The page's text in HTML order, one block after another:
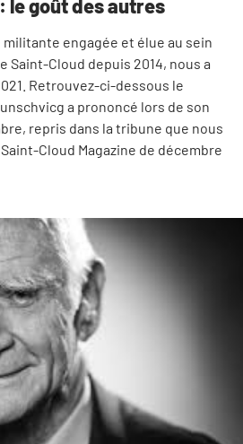
le goût des autres
engagée et élue au sein
Saint-Cloud depuis 2014, nous a
Retrouvez-ci-dessous le
a prononcé lors de son
repris dans la tribune que nous
Cloud Magazine de décembre